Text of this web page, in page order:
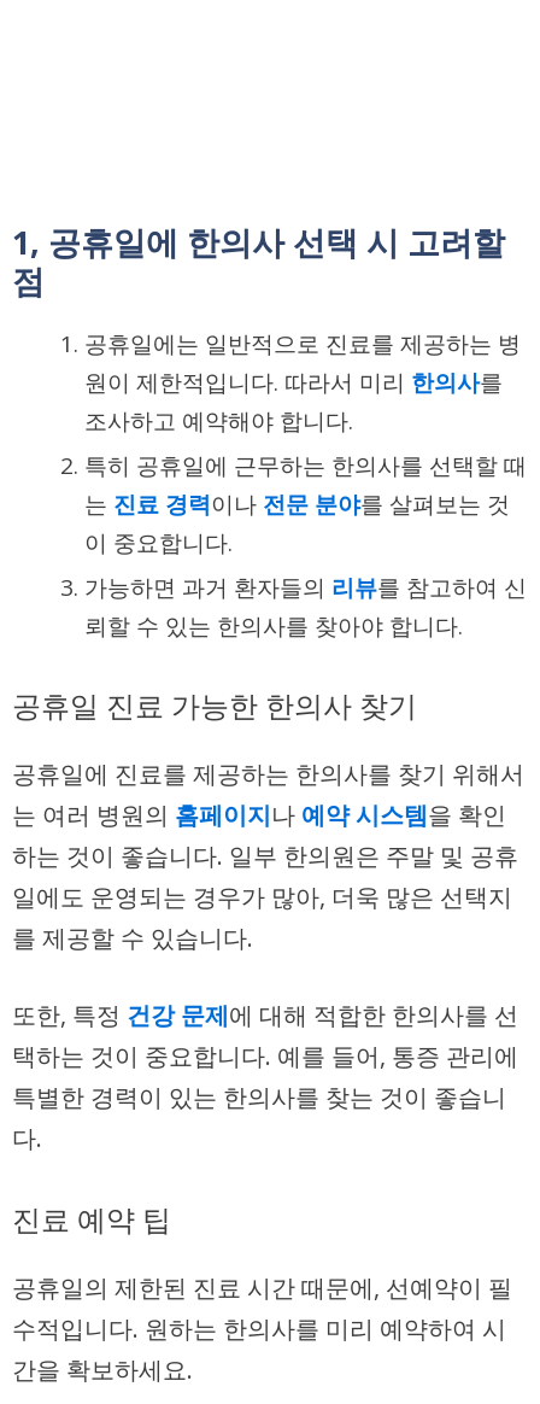
1, 공휴일에 한의사 선택 시 고려할
점
공휴일에는 일반적으로 진료를 제공하는 병
원이 제한적입니다. 따라서 미리 한의사를
조사하고 예약해야 합니다.
특히 공휴일에 근무하는 한의사를 선택할 때
는 진료 경력이나 전문 분야를 살펴보는 것
이 중요합니다.
가능하면 과거 환자들의 리뷰를 참고하여 신
뢰할 수 있는 한의사를 찾아야 합니다.
공휴일 진료 가능한 한의사 찾기
공휴일에 진료를 제공하는 한의사를 찾기 위해서
는 여러 병원의 홈페이지나 예약 시스템을 확인
하는 것이 좋습니다. 일부 한의원은 주말 및 공휴
일에도 운영되는 경우가 많아, 더욱 많은 선택지
를 제공할 수 있습니다.
또한, 특정 건강 문제에 대해 적합한 한의사를 선
택하는 것이 중요합니다. 예를 들어, 통증 관리에
특별한 경력이 있는 한의사를 찾는 것이 좋습니
다.
진료 예약 팁
공휴일의 제한된 진료 시간 때문에, 선예약이 필
수적입니다. 원하는 한의사를 미리 예약하여 시
간을 확보하세요.